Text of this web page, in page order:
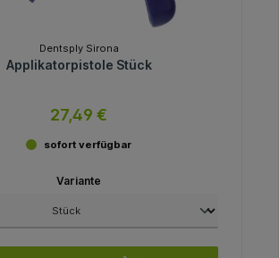
Dentsply Sirona
Applikatorpistole Stück
27,49 €
sofort verfügbar
Variante